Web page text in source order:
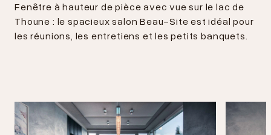
Fenêtre à hauteur de pièce avec vue sur le lac de
Thoune : le spacieux salon Beau-Site est idéal pour
les réunions, les entretiens et les petits banquets.